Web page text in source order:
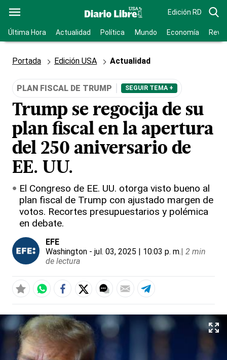
Edición RD
Última Hora Actualidad Política Mundo Economía
Portada Edición USA Actualidad
PLAN FISCAL DE TRUMP SEGUIR TEMA +
Trump se regocija de su
plan fiscal en la apertura
del 250 aniversario de
EE. UU.
El Congreso de EE. UU. otorga visto bueno al
plan fiscal de Trump con ajustado margen de
votos. Recortes presupuestarios y polémica
en debate.
EFE
Washington - jul. 03, 2025 | 10:03 p. m.| 2 min
de lectura